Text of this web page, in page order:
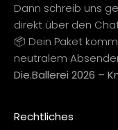
Dann schreib uns
direkt über den
📦 Dein Paket
neutralem
Die.Ballerei 2026 –
Rechtliches